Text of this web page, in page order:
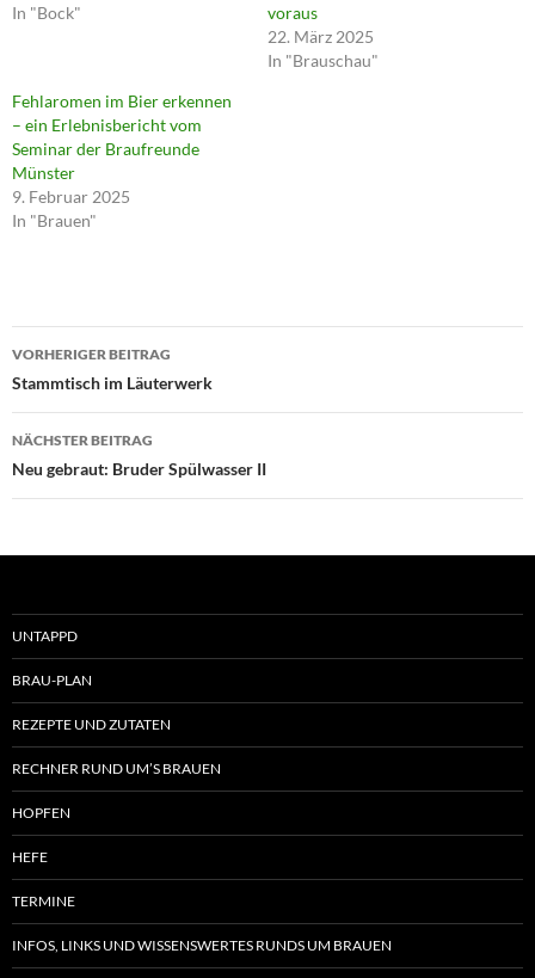
In "Bock"
voraus
22. März 2025
In "Brauschau"
Fehlaromen im Bier erkennen
– ein Erlebnisbericht vom
Seminar der Braufreunde
Münster
9. Februar 2025
In "Brauen"
Beitragsnavigation
VORHERIGER BEITRAG
Stammtisch im Läuterwerk
NÄCHSTER BEITRAG
Neu gebraut: Bruder Spülwasser II
UNTAPPD
BRAU-PLAN
REZEPTE UND ZUTATEN
RECHNER RUND UM’S BRAUEN
HOPFEN
HEFE
TERMINE
INFOS, LINKS UND WISSENSWERTES RUNDS UM BRAUEN